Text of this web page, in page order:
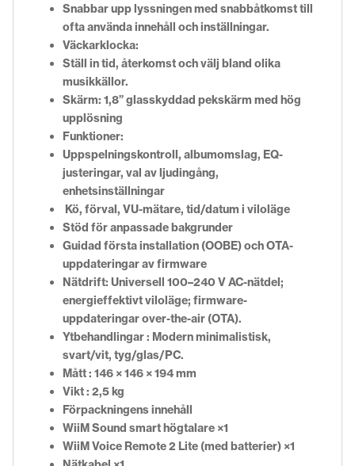
Snabbar upp lyssningen med snabbåtkomst till
ofta använda innehåll och inställningar.
Väckarklocka:
Ställ in tid, återkomst och välj bland olika
musikkällor.
Skärm: 1,8” glasskyddad pekskärm med hög
upplösning
Funktioner:
Uppspelningskontroll, albumomslag, EQ-
justeringar, val av ljudingång,
enhetsinställningar
Kö, förval, VU-mätare, tid/datum i viloläge
Stöd för anpassade bakgrunder
Guidad första installation (OOBE) och OTA-
uppdateringar av firmware
Nätdrift: Universell 100–240 V AC-nätdel;
energieffektivt viloläge; firmware-
uppdateringar over-the-air (OTA).
Ytbehandlingar : Modern minimalistisk,
svart/vit, tyg/glas/PC.
Mått : 146 × 146 × 194 mm
Vikt : 2,5 kg
Förpackningens innehåll
WiiM Sound smart högtalare ×1
WiiM Voice Remote 2 Lite (med batterier) ×1